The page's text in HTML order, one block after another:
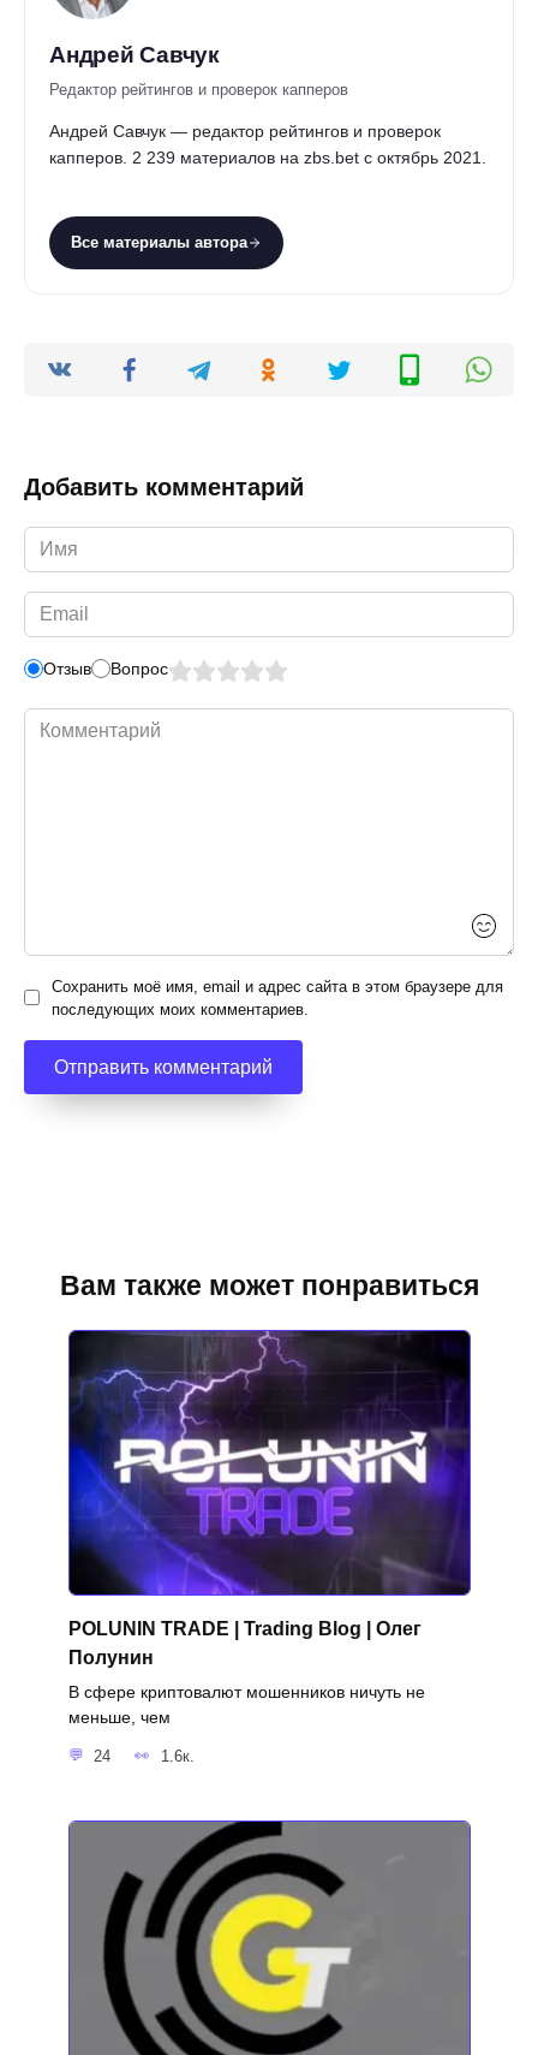
Андрей Савчук
Редактор рейтингов и проверок капперов
Андрей Савчук — редактор рейтингов и проверок
капперов. 2 239 материалов на zbs.bet с октябрь 2021.
Все материалы автора
Добавить комментарий
Имя
*
Email
*
Отзыв Вопрос
Комментарий
Сохранить моё имя, email и адрес сайта в этом браузере для
последующих моих комментариев.
Вам также может понравиться
POLUNIN TRADE | Trading Blog | Олег
Полунин
В сфере криптовалют мошенников ничуть не
меньше, чем
24 1.6к.